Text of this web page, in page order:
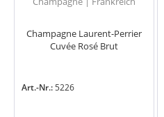
Champagne Laurent-Perrier
Cuvée Rosé Brut
Art.-Nr.:5226